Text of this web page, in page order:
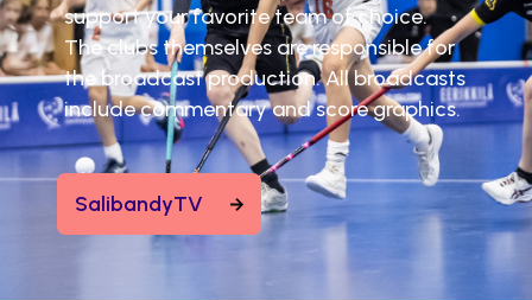
support your favorite team of choice.
The clubs themselves are responsible for
the broadcast production. All broadcasts
include commentary and score graphics.
SalibandyTV